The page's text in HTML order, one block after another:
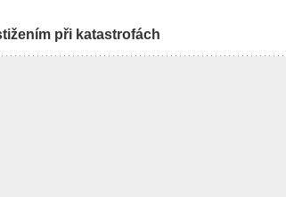
při katastrofách